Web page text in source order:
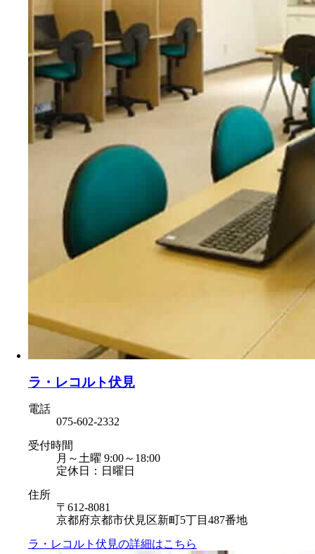
ラ・レコルト伏見
電話
075-602-2332
受付時間
月～土曜 9:00～18:00
定休日：日曜日
住所
〒612-8081
京都府京都市伏見区新町5丁目487番地
ラ・レコルト伏見の詳細はこちら